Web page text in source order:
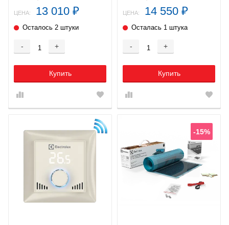
ЦЕНА: 13 010 ₽
Осталось 2 штуки
- +
Купить
ЦЕНА: 14 550 ₽
Осталась 1 штука
- +
Купить
-15%